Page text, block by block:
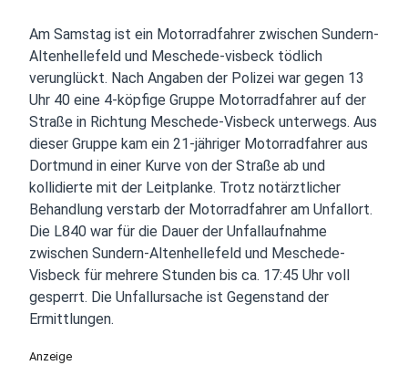
Am Samstag ist ein Motorradfahrer zwischen Sundern-
Altenhellefeld und Meschede-visbeck tödlich
verunglückt. Nach Angaben der Polizei war gegen 13
Uhr 40 eine 4-köpfige Gruppe Motorradfahrer auf der
Straße in Richtung Meschede-Visbeck unterwegs. Aus
dieser Gruppe kam ein 21-jähriger Motorradfahrer aus
Dortmund in einer Kurve von der Straße ab und
kollidierte mit der Leitplanke. Trotz notärztlicher
Behandlung verstarb der Motorradfahrer am Unfallort.
Die L840 war für die Dauer der Unfallaufnahme
zwischen Sundern-Altenhellefeld und Meschede-
Visbeck für mehrere Stunden bis ca. 17:45 Uhr voll
gesperrt. Die Unfallursache ist Gegenstand der
Ermittlungen.
Anzeige